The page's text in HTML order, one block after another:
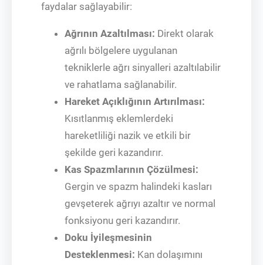
faydalar sağlayabilir:
Ağrının Azaltılması: Direkt olarak
ağrılı bölgelere uygulanan
tekniklerle ağrı sinyalleri azaltılabilir
ve rahatlama sağlanabilir.
Hareket Açıklığının Artırılması:
Kısıtlanmış eklemlerdeki
hareketliliği nazik ve etkili bir
şekilde geri kazandırır.
Kas Spazmlarının Çözülmesi:
Gergin ve spazm halindeki kasları
gevşeterek ağrıyı azaltır ve normal
fonksiyonu geri kazandırır.
Doku İyileşmesinin
Desteklenmesi: Kan dolaşımını